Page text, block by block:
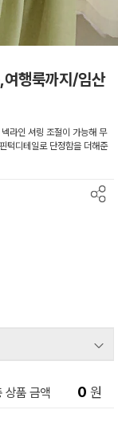
행룩까지/임산
라인 셔링 조절이 가능해 무
턱디테일로 단정함을 더해준
상품 금액 0 원